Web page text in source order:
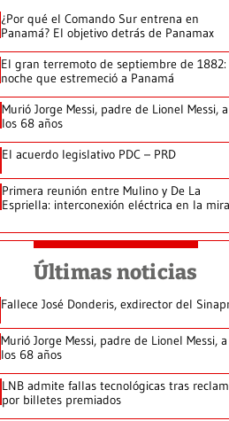
¿Por qué el Comando Sur entrena en
Panamá? El objetivo detrás de Panamax
El gran terremoto de septiembre de 1882:
noche que estremeció a Panamá
Murió Jorge Messi, padre de Lionel Messi, a
los 68 años
El acuerdo legislativo PDC – PRD
Primera reunión entre Mulino y De La
Espriella: interconexión eléctrica en la mira
Últimas noticias
Fallece José Donderis, exdirector del
Murió Jorge Messi, padre de Lionel Messi, a
los 68 años
LNB admite fallas tecnológicas tras
por billetes premiados